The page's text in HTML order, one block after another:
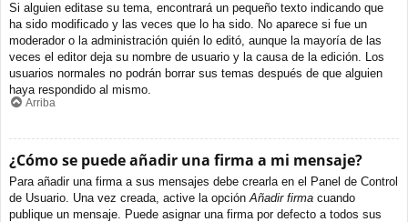
Si alguien editase su tema, encontrará un pequeño texto indicando que
ha sido modificado y las veces que lo ha sido. No aparece si fue un
moderador o la administración quién lo editó, aunque la mayoría de las
veces el editor deja su nombre de usuario y la causa de la edición. Los
usuarios normales no podrán borrar sus temas después de que alguien
haya respondido al mismo.
Arriba
¿Cómo se puede añadir una firma a mi mensaje?
Para añadir una firma a sus mensajes debe crearla en el Panel de Control
de Usuario. Una vez creada, active la opción Añadir firma cuando
publique un mensaje. Puede asignar una firma por defecto a todos sus